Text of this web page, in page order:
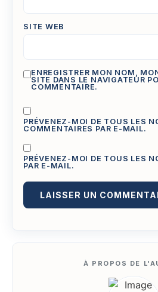
SITE WEB
ENREGISTRER MON NOM,
SITE DANS LE NAVIGATEUR
COMMENTAIRE.
PRÉVENEZ-MOI DE TOUS LES
COMMENTAIRES PAR E-MAIL.
PRÉVENEZ-MOI DE TOUS LES
PAR E-MAIL.